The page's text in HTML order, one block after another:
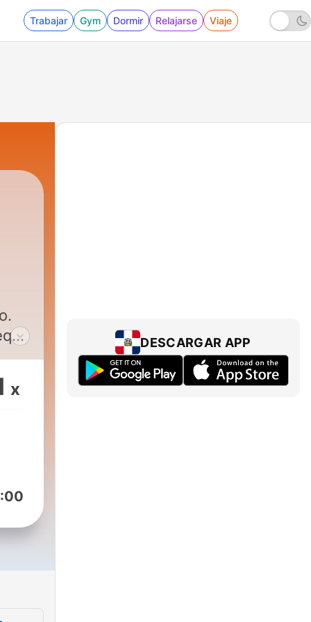
Trabajar Gym Dormir Relajarse Viaje
x
DESCARGAR APP